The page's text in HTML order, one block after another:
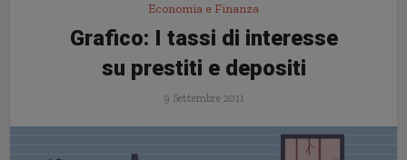
Economia e Finanza
Grafico: I tassi di interesse
su prestiti e depositi
9 Settembre 2011